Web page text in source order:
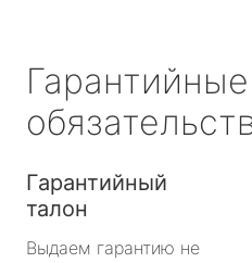
Гарантийные
Гарантийный
талон
Выдаем гарантию не